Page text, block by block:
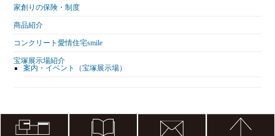
家創りの保険・制度
商品紹介
コンクリート愛情住宅smile
宝塚展示場紹介
案内・イベント（宝塚展示場）